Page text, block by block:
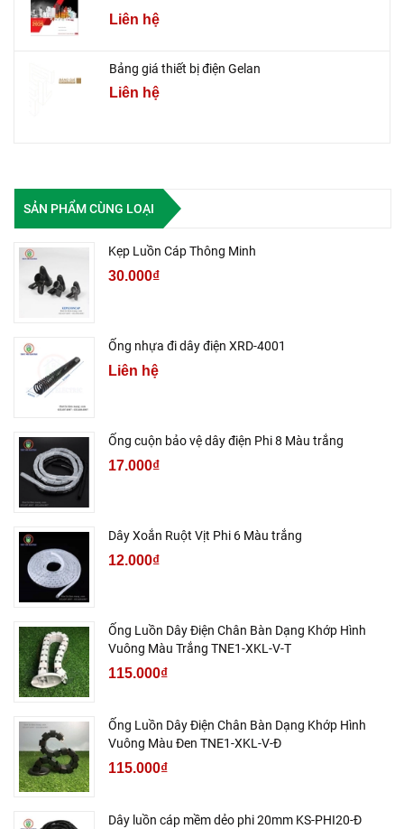
Liên hệ
Bảng giá thiết bị điện Gelan
Liên hệ
SẢN PHẨM CÙNG LOẠI
Kẹp Luồn Cáp Thông Minh
30.000₫
Ống nhựa đi dây điện XRD-4001
Liên hệ
Ống cuộn bảo vệ dây điện Phi 8 Màu trắng
17.000₫
Dây Xoắn Ruột Vịt Phi 6 Màu trắng
12.000₫
Ống Luồn Dây Điện Chân Bàn Dạng Khớp Hình
Vuông Màu Trắng TNE1-XKL-V-T
115.000₫
Ống Luồn Dây Điện Chân Bàn Dạng Khớp Hình
Vuông Màu Đen TNE1-XKL-V-Đ
115.000₫
Dây luồn cáp mềm dẻo phi 20mm KS-PHI20-Đ